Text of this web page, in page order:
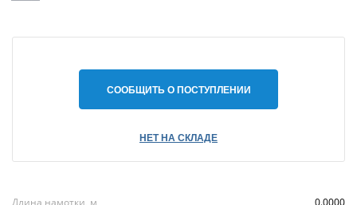
СООБЩИТЬ О ПОСТУПЛЕНИИ
НЕТ НА СКЛАДЕ